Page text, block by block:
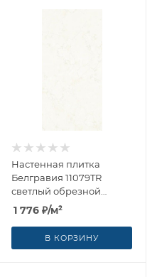
Настенная плитка
Белгравия 11079TR
светлый обрезной
(10,5мм) 30x60 от Kerama
Marazzi (Россия)
1 776 ₽/м²
В КОРЗИНУ